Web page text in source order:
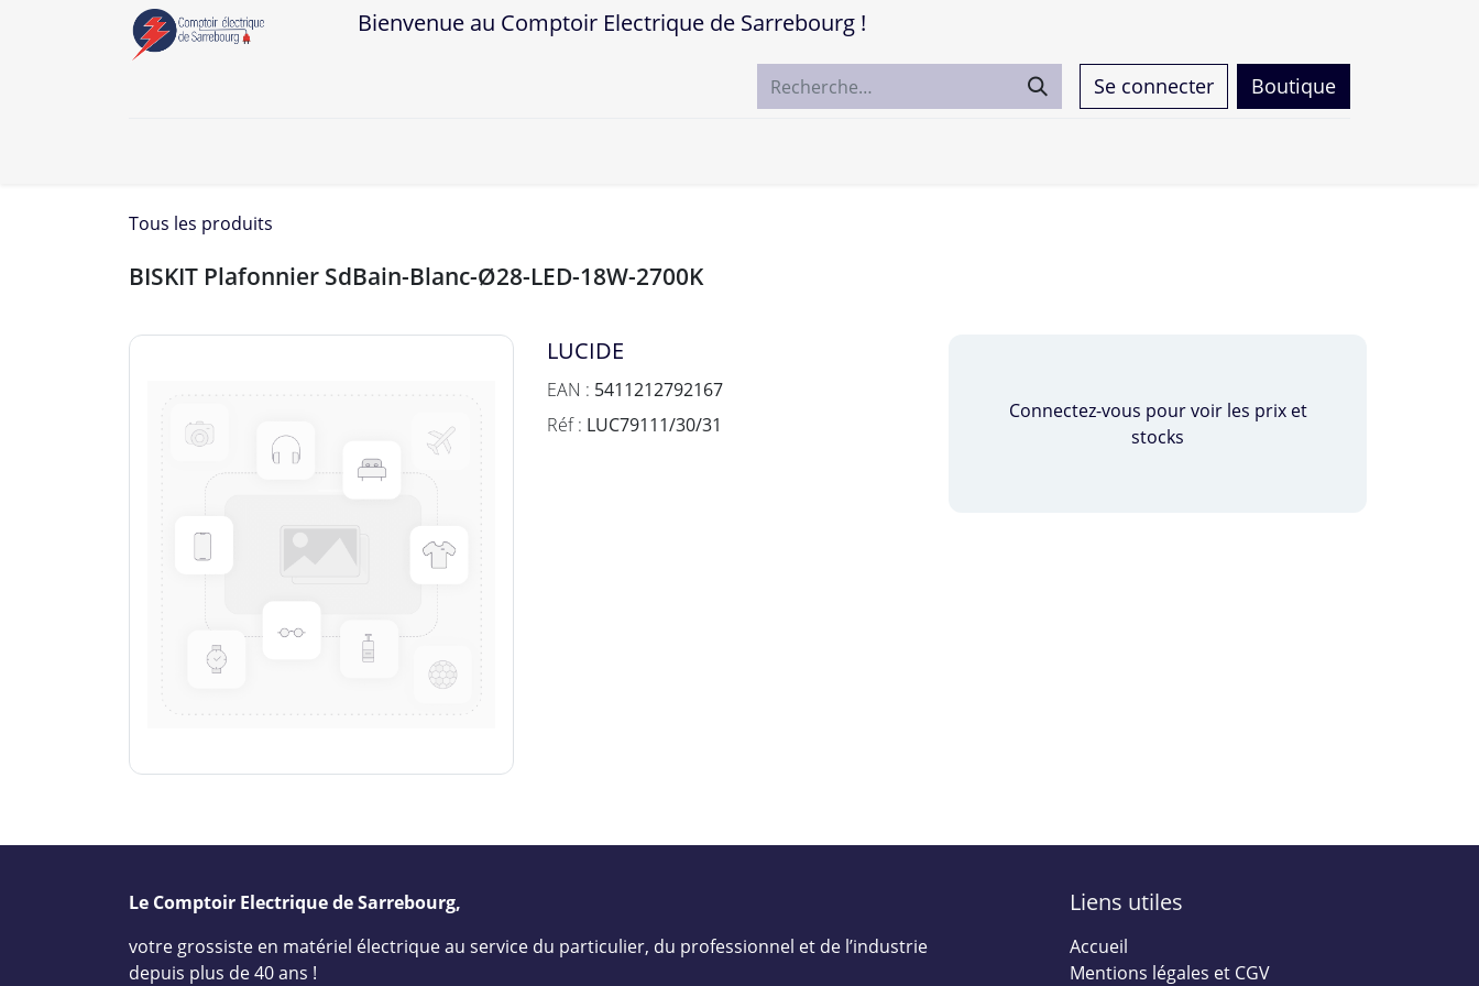
Bienvenue au Comptoir Electrique de Sarrebourg !
Se connecter Boutique
Tous les produits
BISKIT Plafonnier SdBain-Blanc-Ø28-LED-18W-2700K
LUCIDE
EAN : 5411212792167
Réf : LUC79111/30/31
Connectez-vous pour voir les prix et
stocks
Le Comptoir Electrique de Sarrebourg,
votre grossiste en matériel électrique au service du particulier, du professionnel et de l’industrie
depuis plus de 40 ans !
Liens utiles
Accueil
Mentions légales et CGV